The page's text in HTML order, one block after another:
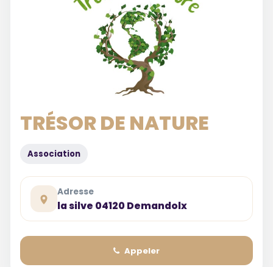
TRÉSOR DE NATURE
Association
Adresse
la silve 04120 Demandolx
Appeler